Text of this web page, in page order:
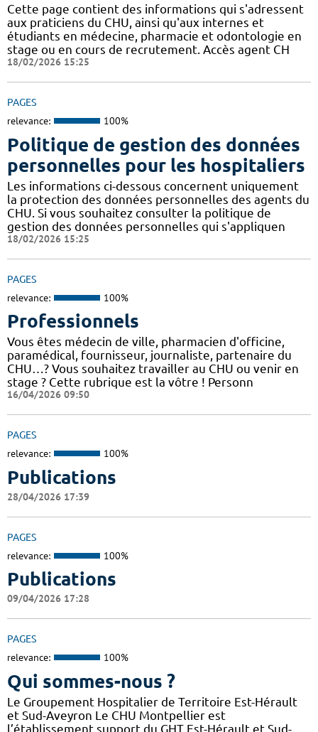
Cette page contient des informations qui s'adressent
aux praticiens du CHU, ainsi qu'aux internes et
étudiants en médecine, pharmacie et odontologie en
stage ou en cours de recrutement. Accès agent CH
18/02/2026 15:25
PAGES
relevance: 100%
Politique de gestion des données
personnelles pour les hospitaliers
Les informations ci-dessous concernent uniquement
la protection des données personnelles des agents du
CHU. Si vous souhaitez consulter la politique de
gestion des données personnelles qui s'appliquen
18/02/2026 15:25
PAGES
relevance: 100%
Professionnels
Vous êtes médecin de ville, pharmacien d'officine,
paramédical, fournisseur, journaliste, partenaire du
CHU…? Vous souhaitez travailler au CHU ou venir en
stage ? Cette rubrique est la vôtre ! Personn
16/04/2026 09:50
PAGES
relevance: 100%
Publications
28/04/2026 17:39
PAGES
relevance: 100%
Publications
09/04/2026 17:28
PAGES
relevance: 100%
Qui sommes-nous ?
Le Groupement Hospitalier de Territoire Est-Hérault
et Sud-Aveyron Le CHU Montpellier est
l’établissement support du GHT Est-Hérault et Sud-